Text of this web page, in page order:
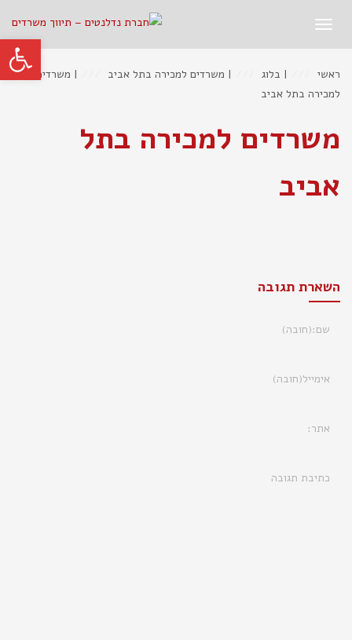
תפריט
ראשי | בלוג | משרדים למכירה בתל אביב | משרדים
למכירה בתל אביב
משרדים למכירה בתל
אביב
השארת תגובה
פתח